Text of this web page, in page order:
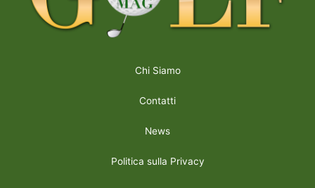
Chi Siamo
Contatti
News
Politica sulla Privacy